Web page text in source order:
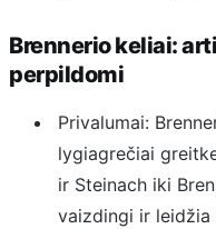
Brennerio keliai:
perpildomi
Privalumai:
lygiagrečiai
ir Steinach iki
vaizdingi ir